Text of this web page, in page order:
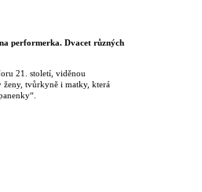
performerka. Dvacet různých
21. století, viděnou
ženy, tvůrkyně i matky, která
do postavy vlastní realitu a
praxi.
v tvorbě často zakoušejí –